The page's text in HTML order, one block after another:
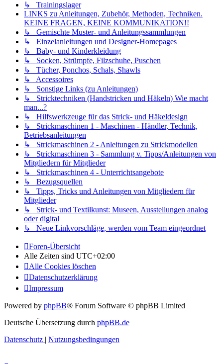
↳ Trainingslager
LINKS zu Anleitungen, Zubehör, Methoden, Techniken.
KEINE FRAGEN, KEINE KOMMUNIKATION!!
↳ Gemischte Muster- und Anleitungssammlungen
↳ Einzelanleitungen und Designer-Homepages
↳ Baby- und Kinderkleidung
↳ Socken, Strümpfe, Filzschuhe, Puschen
↳ Tücher, Ponchos, Schals, Shawls
↳ Accessoires
↳ Sonstige Links (zu Anleitungen)
↳ Stricktechniken (Handstricken und Häkeln) Wie macht
man...?
↳ Hilfswerkzeuge für das Strick- und Häkeldesign
↳ Strickmaschinen 1 - Maschinen - Händler, Technik,
Betriebsanleitungen
↳ Strickmaschinen 2 - Anleitungen zu Strickmodellen
↳ Strickmaschinen 3 - Sammlung v. Tipps/Anleitungen von
Mitgliedern für Mitglieder
↳ Strickmaschinen 4 - Unterrichtsangebote
↳ Bezugsquellen
↳ Tipps, Tricks und Anleitungen von Mitgliedern für
Mitglieder
↳ Strick- und Textilkunst: Museen, Ausstellungen analog
oder digital
↳ Neue Linkvorschläge, werden vom Team eingeordnet
Foren-Übersicht
Alle Zeiten sind UTC+02:00
Alle Cookies löschen
Datenschutzerklärung
Impressum
Powered by phpBB® Forum Software © phpBB Limited
Deutsche Übersetzung durch phpBB.de
Datenschutz
Nutzungsbedingungen